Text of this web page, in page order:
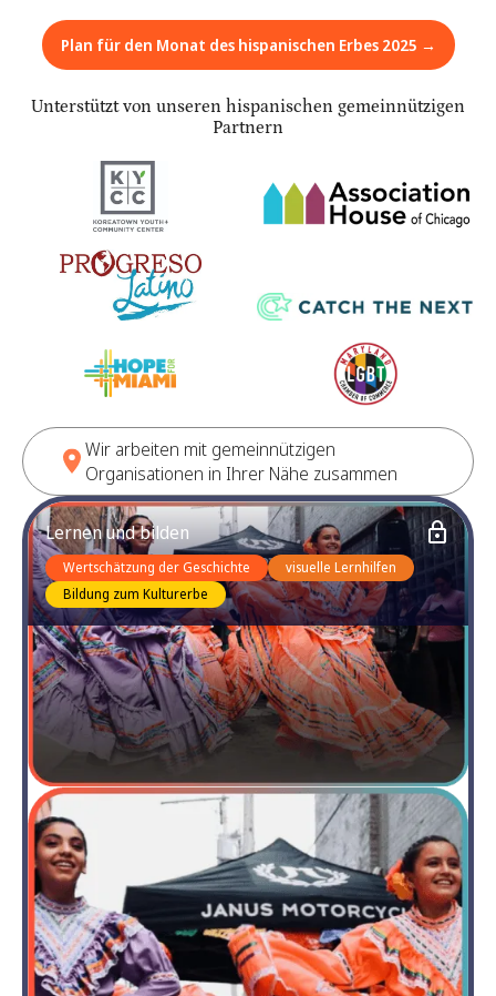
Plan für den Monat des hispanischen Erbes 2025 →
Unterstützt von unseren hispanischen gemeinnützigen
Partnern
Wir arbeiten mit gemeinnützigen
Organisationen in Ihrer Nähe zusammen
Lernen und bilden
Wertschätzung der Geschichte
visuelle Lernhilfen
Bildung zum Kulturerbe